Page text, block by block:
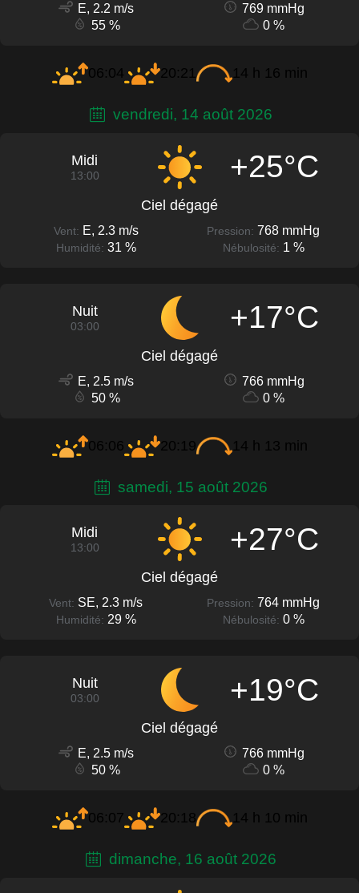
E, 2.2 m/s
769 mmHg
55 %
0 %
06:04 20:21 14 h 16 min
vendredi, 14 août 2026
Midi
13:00 +25°C
Ciel dégagé
Vent: E, 2.3 m/s Pression: 768 mmHg
Humidité: 31 % Nébulosité: 1 %
Nuit
03:00 +17°C
Ciel dégagé
E, 2.5 m/s
766 mmHg
50 %
0 %
06:06 20:19 14 h 13 min
samedi, 15 août 2026
Midi
13:00 +27°C
Ciel dégagé
Vent: SE, 2.3 m/s Pression: 764 mmHg
Humidité: 29 % Nébulosité: 0 %
Nuit
03:00 +19°C
Ciel dégagé
E, 2.5 m/s
766 mmHg
50 %
0 %
06:07 20:18 14 h 10 min
dimanche, 16 août 2026